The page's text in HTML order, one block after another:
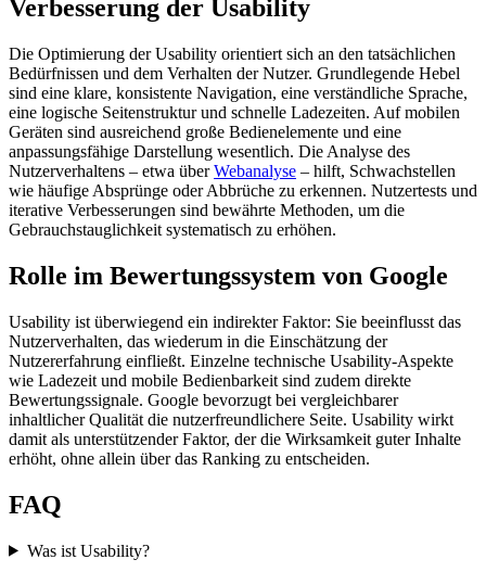
Verbesserung der Usability
Die Optimierung der Usability orientiert sich an den tatsächlichen
Bedürfnissen und dem Verhalten der Nutzer. Grundlegende Hebel
sind eine klare, konsistente Navigation, eine verständliche Sprache,
eine logische Seitenstruktur und schnelle Ladezeiten. Auf mobilen
Geräten sind ausreichend große Bedienelemente und eine
anpassungsfähige Darstellung wesentlich. Die Analyse des
Nutzerverhaltens – etwa überWebanalyse – hilft, Schwachstellen
wie häufige Absprünge oder Abbrüche zu erkennen. Nutzertests und
iterative Verbesserungen sind bewährte Methoden, um die
Gebrauchstauglichkeit systematisch zu erhöhen.
Rolle im Bewertungssystem von Google
Usability ist überwiegend ein indirekter Faktor: Sie beeinflusst das
Nutzerverhalten, das wiederum in die Einschätzung der
Nutzererfahrung einfließt. Einzelne technische Usability-Aspekte
wie Ladezeit und mobile Bedienbarkeit sind zudem direkte
Bewertungssignale. Google bevorzugt bei vergleichbarer
inhaltlicher Qualität die nutzerfreundlichere Seite. Usability wirkt
damit als unterstützender Faktor, der die Wirksamkeit guter Inhalte
erhöht, ohne allein über das Ranking zu entscheiden.
FAQ
Was ist Usability?